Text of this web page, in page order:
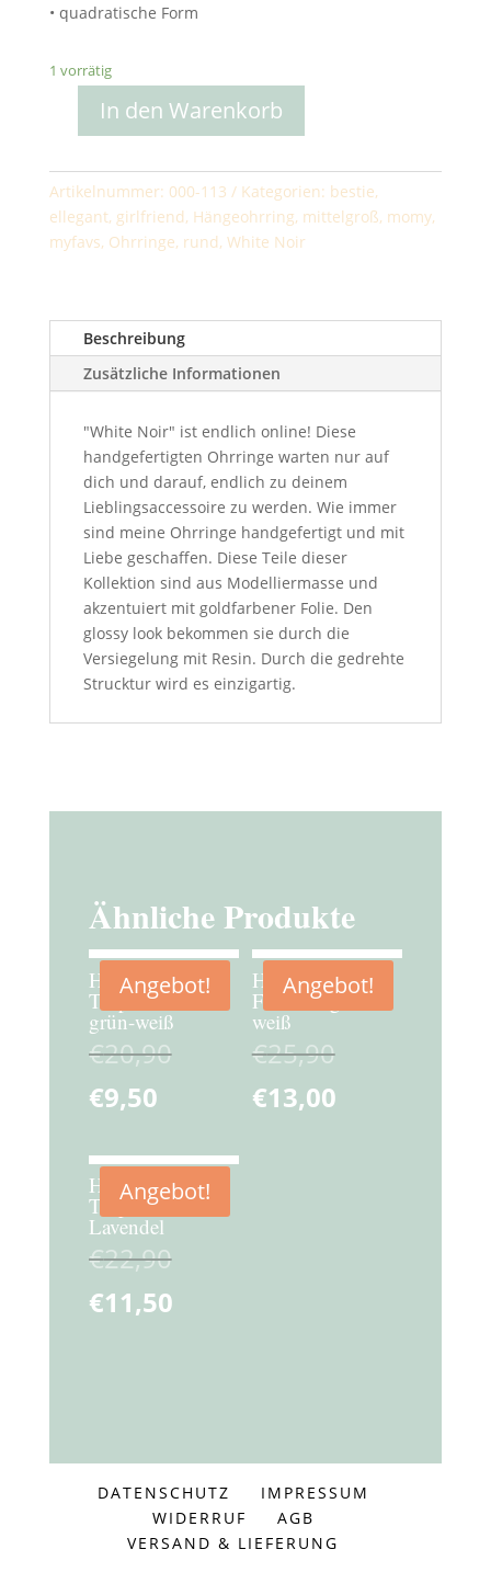
• quadratische Form
1 vorrätig
Menge
In den Warenkorb
Artikelnummer: 000-113 Kategorien: bestie,
ellegant, girlfriend, Hängeohrring, mittelgroß, momy,
myfavs, Ohrringe, rund, White Noir
Beschreibung
Zusätzliche Informationen
"White Noir" ist endlich online! Diese
handgefertigten Ohrringe warten nur auf
dich und darauf, endlich zu deinem
Lieblingsaccessoire zu werden. Wie immer
sind meine Ohrringe handgefertigt und mit
Liebe geschaffen. Diese Teile dieser
Kollektion sind aus Modelliermasse und
akzentuiert mit goldfarbener Folie. Den
glossy look bekommen sie durch die
Versiegelung mit Resin. Durch die gedrehte
Strucktur wird es einzigartig.
Ähnliche Produkte
Angebot!
Hängeohrring
Tropfenform
grün-weiß
€20,90
€9,50
Angebot!
Hängeohrring
Freiform grün-
weiß
€25,90
€13,00
Angebot!
Hängeohrring
Tropfenform
Lavendel
€22,90
€11,50
DATENSCHUTZ
IMPRESSUM
WIDERRUF
AGB
VERSAND & LIEFERUNG